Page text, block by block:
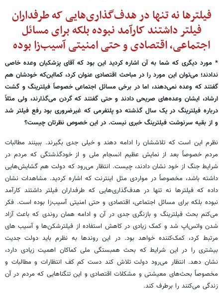
فیلترها نه تنها در هدف‌گذاری‌هایی که طرفداران
فیلتر داشتند کارآمد نبوده بلکه برای مسائل
اجتماعی، اقتصادی و حتی امنیتی آسیب‌زا بوده
* مورد دیگری که شما به آن اشاره کردید این بود که آقای پزشکیان وعده خاصی
ندادند؛ می‌توان این مورد را در مباحث اقتصادی عنوان کرد، کمااین‌که خودشان هم
گفتند که وعده نمی‌دهند، اما در برخی مسائل اجتماعی خصوصاً فیلترینگ و گشت
ارشاد، ایشان وعده‌های صریحی دادند و حتی گفتند که گردن می‌گذارند، ولی مثلاً
درباره فیلترینگ در یک سال گذشته دو پلتفرمی که غیرضروری بود رفع فیلتر شد
و از بقیه سرنوشت فیلترینگ خبری نیست. در این خصوص نظرتان چیست؟
نظرم این است که تلاششان را ادامه دهند و خیلی جدی بگیرند. ببینند مطالبات
مردم خصوصاً بعد از نمایش عظیم انسجام ملی و از خودگذشتگی که مردم در
شرایط جنگ از خود نشان دادند، چیست. انتظار می‌رود که دولت هم گشایش‌هایی
داشته باشد، مخصوصاً در مواردی مثل اینترنت که اشاره کردید. مشاهدات نشان
داده که فیلترها نه تنها در هدف‌گذاری‌هایی که طرفداران فیلتر داشتند کارآمد
نبوده بلکه برای مسائل اجتماعی، اقتصادی و حتی امنیتی آسیب‌زا بوده است. فکر
می‌کنم بحث فیلترینگ و بازنگری جدی در آن و ادامه همان روندی که باعث آزاد
شدن واتس‌اپ شد و کمک زیادی در کاهش استفاده از فیلترشکن‌ها و آسیب های
مرتبط کرد، کمک‌کننده خواهد بود. در این روندها به نظرم باید دولت جدیت
بیشتری را در این شرایط که بحث همبستگی ملی کماکان اهمیت زیادی دارد،
نشان دهد. انتظار می‌رود دولت تلاش کند دست کم کف انتظارات و مطالبات و
مخصوصاً بحث‌های معیشتی و مشکلات اقتصادی و این تنگناهایی که مردم در آن
زندگی می‌کنند را برطرف کند.